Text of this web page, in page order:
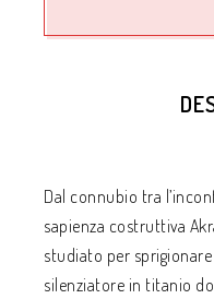
Dal connubio tra
sapienza costruttiva
studiato per sprigionare
silenziatore in titanio